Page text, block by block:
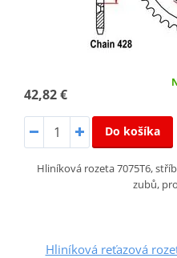
42,82 €
Do košíka
Hliníková rozeta 7075T6,
zubů,
Hliníková reťazová